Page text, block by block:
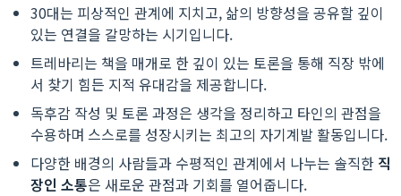
30대는 피상적인 관계에 지치고, 삶의 방향성을 공유할 깊이
있는 연결을 갈망하는 시기입니다.
트레바리는 책을 매개로 한 깊이 있는 토론을 통해 직장 밖에
서 찾기 힘든 지적 유대감을 제공합니다.
독후감 작성 및 토론 과정은 생각을 정리하고 타인의 관점을
수용하며 스스로를 성장시키는 최고의 자기계발 활동입니다.
다양한 배경의 사람들과 수평적인 관계에서 나누는 솔직한 직
장인 소통은 새로운 관점과 기회를 열어줍니다.